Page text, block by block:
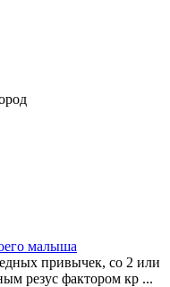
малыша
привычек, со 2 или
резус фактором кр ...